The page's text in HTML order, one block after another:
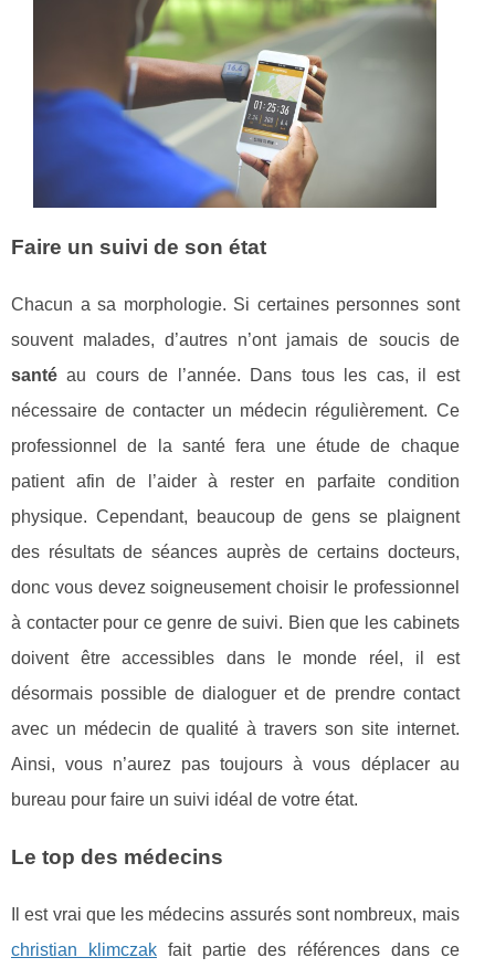
Faire un suivi de son état
Chacun a sa morphologie. Si certaines personnes sont
souvent malades, d’autres n’ont jamais de soucis de
santé au cours de l’année. Dans tous les cas, il est
nécessaire de contacter un médecin régulièrement. Ce
professionnel de la santé fera une étude de chaque
patient afin de l’aider à rester en parfaite condition
physique. Cependant, beaucoup de gens se plaignent
des résultats de séances auprès de certains docteurs,
donc vous devez soigneusement choisir le professionnel
à contacter pour ce genre de suivi. Bien que les cabinets
doivent être accessibles dans le monde réel, il est
désormais possible de dialoguer et de prendre contact
avec un médecin de qualité à travers son site internet.
Ainsi, vous n’aurez pas toujours à vous déplacer au
bureau pour faire un suivi idéal de votre état.
Le top des médecins
Il est vrai que les médecins assurés sont nombreux, mais
christian klimczakfait partie des références dans ce